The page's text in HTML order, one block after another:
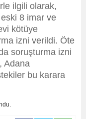
ilgili olarak,
8 imar ve
kötüye
izni verildi. Öte
soruşturma izni
Adana
bu karara